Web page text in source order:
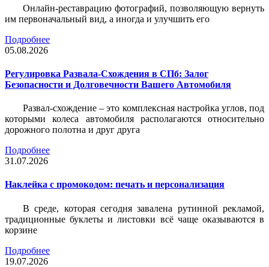
Онлайн-реставрацию фотографий, позволяющую вернуть
им первоначальный вид, а иногда и улучшить его
Подробнее
05.08.2026
Регулировка Развала-Схождения в СПб: Залог
Безопасности и Долговечности Вашего Автомобиля
Развал-схождение – это комплексная настройка углов, под
которыми колеса автомобиля располагаются относительно
дорожного полотна и друг друга
Подробнее
31.07.2026
Наклейка c промокодом: печать и персонализация
В среде, которая сегодня завалена рутинной рекламой,
традиционные буклеты и листовки всё чаще оказываются в
корзине
Подробнее
19.07.2026